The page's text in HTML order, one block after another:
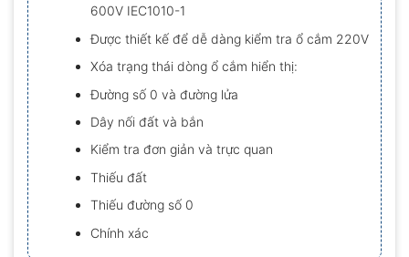
600V IEC1010-1
Được thiết kế để dễ dàng kiểm tra ổ cắm 220V
Xóa trạng thái dòng ổ cắm hiển thị:
Đường số 0 và đường lửa
Dây nối đất và bắn
Kiểm tra đơn giản và trực quan
Thiếu đất
Thiếu đường số 0
Chính xác